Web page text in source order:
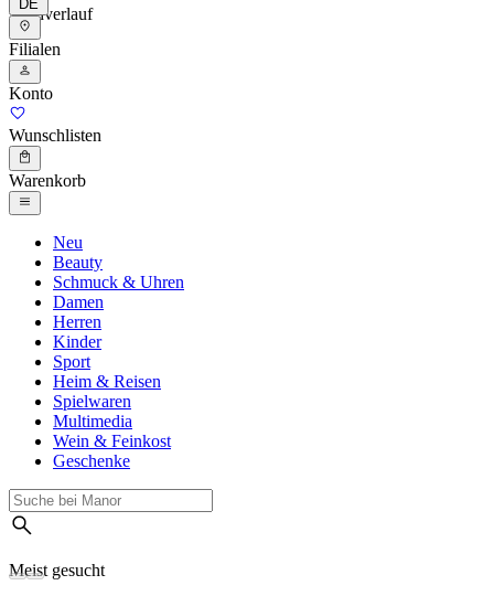
Suchverlauf
DE
Filialen
Konto
Wunschlisten
Warenkorb
Neu
Beauty
Schmuck & Uhren
Damen
Herren
Kinder
Sport
Heim & Reisen
Spielwaren
Multimedia
Wein & Feinkost
Geschenke
Meist gesucht